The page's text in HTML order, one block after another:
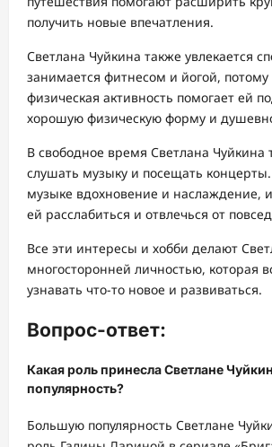
получить новые впечатления.
Светлана Чуйкина также увлекается
занимается фитнесом и йогой, потому
физическая активность помогает ей
хорошую физическую форму и
В свободное время Светлана Чуйкина
слушать музыку и посещать
музыке вдохновение и наслаждение,
ей расслабиться и отвлечься от
Все эти интересы и хобби делают
многосторонней личностью, которая
узнавать что-то новое и развиваться.
Вопрос-ответ:
Какая роль принесла Светлане
популярность?
Большую популярность Светлане